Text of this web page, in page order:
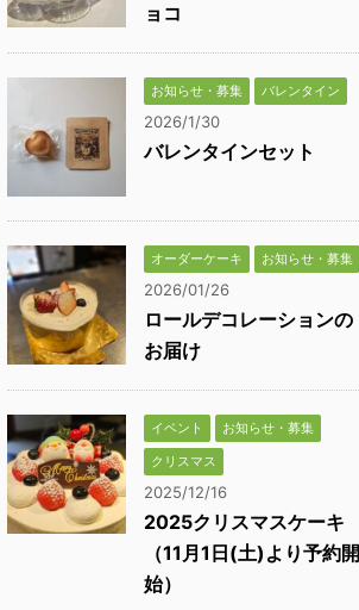
ョコ
お知らせ・募集 バレンタイン
2026/1/30
バレンタインセット
オーダーケーキ お知らせ・募集
2026/01/26
ロールデコレーションの
お届け
イベント
お知らせ・募集
クリスマス
2025/12/16
2025クリスマスケーキ
（11月1日(土)より予約開
始）